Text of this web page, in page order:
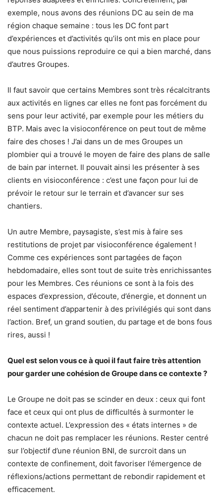
exemple, nous avons des réunions DC au sein de ma
région chaque semaine : tous les DC font part
d’expériences et d’activités qu’ils ont mis en place pour
que nous puissions reproduire ce qui a bien marché, dans
d’autres Groupes.
Il faut savoir que certains Membres sont très récalcitrants
aux activités en lignes car elles ne font pas forcément du
sens pour leur activité, par exemple pour les métiers du
BTP. Mais avec la visioconférence on peut tout de même
faire des choses ! J’ai dans un de mes Groupes un
plombier qui a trouvé le moyen de faire des plans de salle
de bain par internet. Il pouvait ainsi les présenter à ses
clients en visioconférence : c’est une façon pour lui de
prévoir le retour sur le terrain et d’avancer sur ses
chantiers.
Un autre Membre, paysagiste, s’est mis à faire ses
restitutions de projet par visioconférence également !
Comme ces expériences sont partagées de façon
hebdomadaire, elles sont tout de suite très enrichissantes
pour les Membres. Ces réunions ce sont à la fois des
espaces d’expression, d’écoute, d’énergie, et donnent un
réel sentiment d’appartenir à des privilégiés qui sont dans
l’action. Bref, un grand soutien, du partage et de bons fous
rires, aussi !
Quel est selon vous ce à quoi il faut faire très attention
pour garder une cohésion de Groupe dans ce contexte ?
Le Groupe ne doit pas se scinder en deux : ceux qui font
face et ceux qui ont plus de difficultés à surmonter le
contexte actuel. L’expression des « états internes » de
chacun ne doit pas remplacer les réunions. Rester centré
sur l’objectif d’une réunion BNI, de surcroit dans un
contexte de confinement, doit favoriser l’émergence de
réflexions/actions permettant de rebondir rapidement et
efficacement.